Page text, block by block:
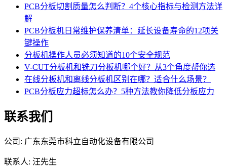
PCB分板切割质量怎么判断？4个核心指标与检测方法详
解
PCB分板机日常维护保养清单：延长设备寿命的12项关
键操作
分板机操作人员必须知道的10个安全规范
V-CUT分板机和铣刀分板机哪个好？从3个角度帮你选
在线分板机和离线分板机区别在哪？适合什么场景？
PCB分板应力超标怎么办？5种方法教你降低分板应力
联系我们
公司: 广东东莞市科立自动化设备有限公司
联系人: 汪先生